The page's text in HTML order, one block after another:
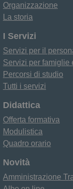
Organizzazione
La storia
I Servizi
Servizi per il
Servizi per famiglie
Percorsi di studio
Tutti i servizi
Didattica
Offerta formativa
Modulistica
Quadro orario
Novità
Amministrazione